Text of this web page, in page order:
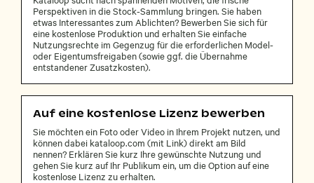
Perspektiven in die Stock-Sammlung bringen. Sie haben
etwas Interessantes zum Ablichten? Bewerben Sie sich für
eine kostenlose Produktion und erhalten Sie einfache
Nutzungsrechte im Gegenzug für die erforderlichen Model-
oder Eigentumsfreigaben (sowie ggf. die Übernahme
entstandener Zusatzkosten).
Auf eine kostenlose Lizenz bewerben
Sie möchten ein Foto oder Video in Ihrem Projekt nutzen, und
können dabei kataloop.com (mit Link) direkt am Bild
nennen? Erklären Sie kurz Ihre gewünschte Nutzung und
gehen Sie kurz auf Ihr Publikum ein, um die Option auf eine
kostenlose Lizenz zu erhalten.